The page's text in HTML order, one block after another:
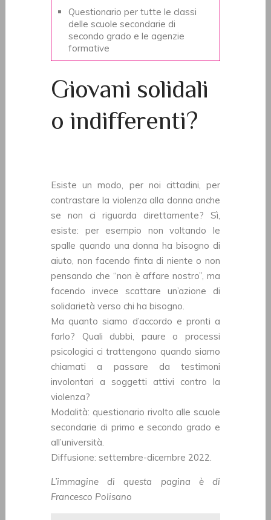
Questionario per tutte le classi
delle scuole secondarie di
secondo grado e le agenzie
formative
Giovani solidali
o indifferenti?
Esiste un modo, per noi cittadini, per
contrastare la violenza alla donna anche
se non ci riguarda direttamente? Sì,
esiste: per esempio non voltando le
spalle quando una donna ha bisogno di
aiuto, non facendo finta di niente o non
pensando che “non è affare nostro”, ma
facendo invece scattare un’azione di
solidarietà verso chi ha bisogno.
Ma quanto siamo d’accordo e pronti a
farlo? Quali dubbi, paure o processi
psicologici ci trattengono quando siamo
chiamati a passare da testimoni
involontari a soggetti attivi contro la
violenza?
Modalità: questionario rivolto alle scuole
secondarie di primo e secondo grado e
all’università.
Diffusione: settembre-dicembre 2022.
L’immagine di questa pagina è di
Francesco Polisano